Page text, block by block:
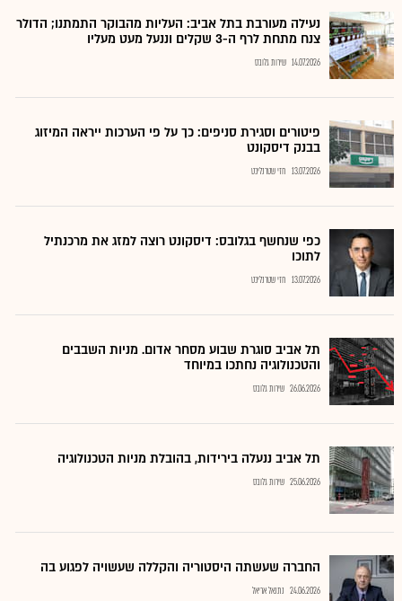
נעילה מעורבת בתל אביב: העליות מהבוקר התמתנו; הדולר
צנח מתחת לרף ה-3 שקלים וננעל מעט מעליו
14.07.2026 שירות גלובס
פיטורים וסגירת סניפים: כך על פי הערכות ייראה המיזוג
בבנק דיסקונט
13.07.2026 חזי שטרנליכט
כפי שנחשף בגלובס: דיסקונט רוצה למזג את מרכנתיל
לתוכו
13.07.2026 חזי שטרנליכט
תל אביב סוגרת שבוע מסחר אדום. מניות השבבים
והטכנולוגיה נחתכו במיוחד
26.06.2026 שירות גלובס
תל אביב ננעלה בירידות, בהובלת מניות הטכנולוגיה
25.06.2026 שירות גלובס
החברה שעשתה היסטוריה והקללה שעשויה לפגוע בה
24.06.2026 נתנאל אריאל